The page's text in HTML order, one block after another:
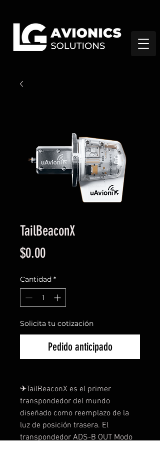
TailBeaconX
$0.00Precio
Cantidad *
Solicita tu cotización
Pedido anticipado
✈︎TailBeaconX es el primer
transpondedor del mundo
diseñado como reemplazo de la
luz de posición trasera. El
transpondedor ADS-B OUT Modo